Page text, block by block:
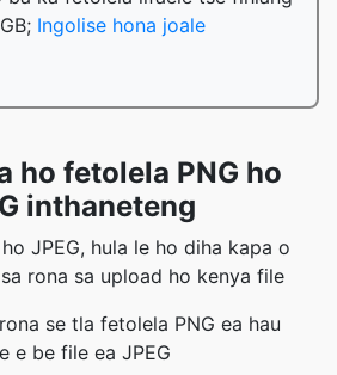
Ingolise hona joale
ho fetolela PNG ho
inthaneteng
JPEG, hula le ho diha kapa o
rona sa upload ho kenya file
se tla fetolela PNG ea hau
e be file ea JPEG